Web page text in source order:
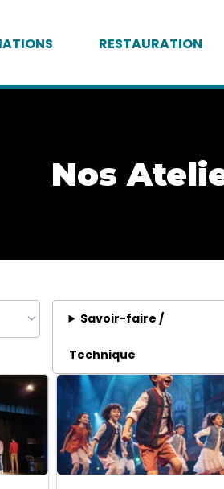
RESTAURATION
Nos
Savoir-faire /
Technique